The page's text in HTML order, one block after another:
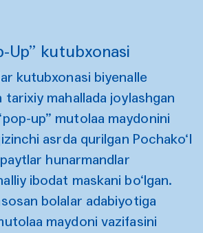
Up” kutubxonasi
kutubxonasi biyenalle
mahallada joylashgan
up” mutolaa maydonini
asrda qurilgan Pochako‘l
hunarmandlar
ibodat maskani bo‘lgan.
bolalar adabiyotiga
maydoni vazifasini